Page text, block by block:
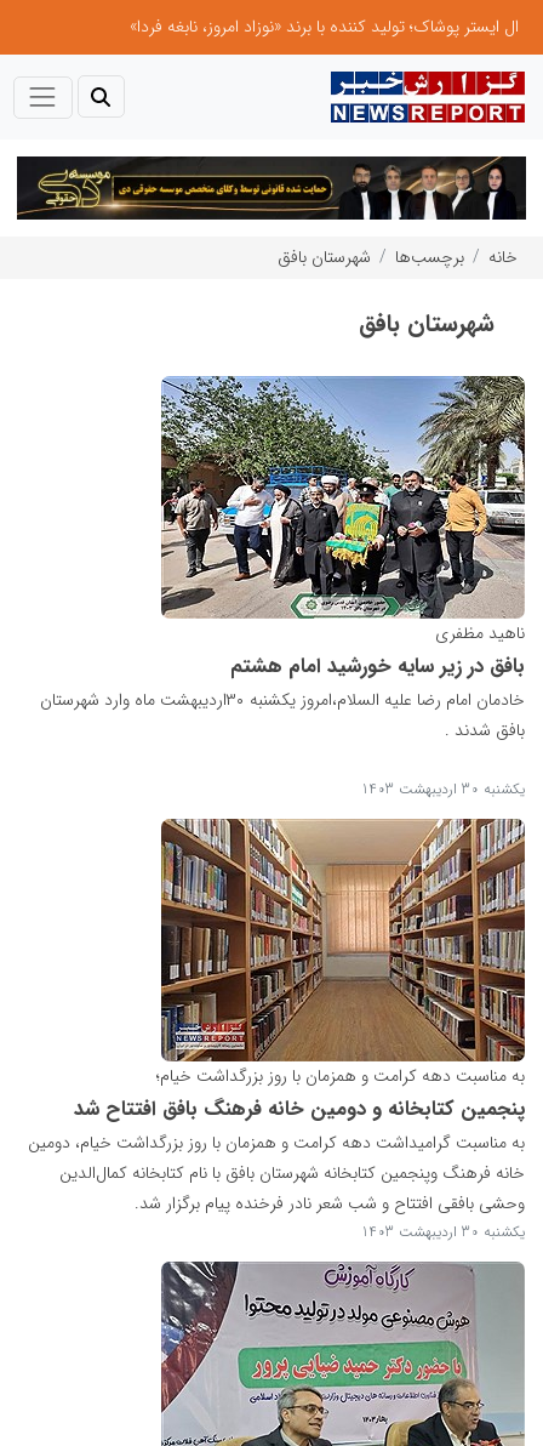
ال ایستر پوشاک؛ تولید کننده با برند «نوزاد امروز، نابغه فردا»
خانه برچسب‌ها شهرستان بافق
شهرستان بافق
ناهید مظفری
بافق در زیر سایه خورشید امام هشتم
خادمان امام رضا علیه‌ السلام،امروز یکشنبه ۳۰اردیبهشت ماه وارد شهرستان
بافق شدند .
یکشنبه 30 اردیبهشت 1403
به مناسبت دهه کرامت و همزمان با روز بزرگداشت خیام؛
پنجمین کتابخانه و دومین خانه فرهنگ بافق افتتاح شد
به مناسبت گرامیداشت دهه کرامت و همزمان با روز بزرگداشت خیام، دومین
خانه فرهنگ وپنجمین کتابخانه شهرستان بافق با نام کتابخانه کمال‌الدین
وحشی بافقی افتتاح و شب شعر نادر فرخنده پیام برگزار شد.
یکشنبه 30 اردیبهشت 1403